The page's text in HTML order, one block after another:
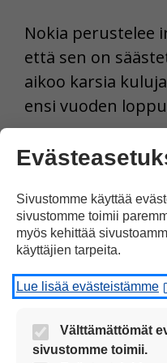
Nokia perustelee
että sen on
aikoo karsia
ensi vuoden
Tulosta uutinen
Jaa Facebookissa
Yksi
Sivustomme käyttää
sivustomme toimii
myös kehittää
käyttäjien tarpeita.
Lue lisää evästeistämme
Välttämättömät
sivustomme toimii.